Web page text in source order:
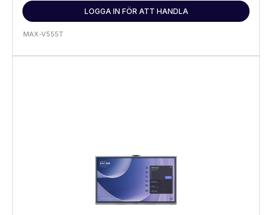
LOGGA IN FÖR ATT HANDLA
MAX-V555T